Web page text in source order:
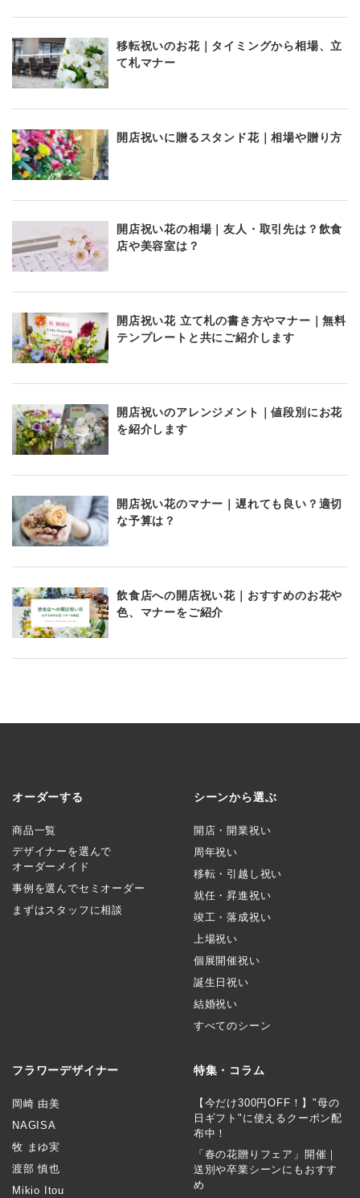
移転祝いのお花｜タイミングから相場、立
て札マナー
開店祝いに贈るスタンド花｜相場や贈り方
開店祝い花の相場｜友人・取引先は？飲食
店や美容室は？
開店祝い花 立て札の書き方やマナー｜無料
テンプレートと共にご紹介します
開店祝いのアレンジメント｜値段別にお花
を紹介します
開店祝い花のマナー｜遅れても良い？適切
な予算は？
飲食店への開店祝い花｜おすすめのお花や
色、マナーをご紹介
オーダーする
商品一覧
デザイナーを選んで
オーダーメイド
事例を選んでセミオーダー
まずはスタッフに相談
シーンから選ぶ
開店・開業祝い
周年祝い
移転・引越し祝い
就任・昇進祝い
竣工・落成祝い
上場祝い
個展開催祝い
誕生日祝い
結婚祝い
すべてのシーン
フラワーデザイナー
岡崎 由美
NAGISA
牧 まゆ実
渡部 慎也
Mikio Itou
特集・コラム
【今だけ300円OFF！】"母の
日ギフト"に使えるクーポン配
布中！
「春の花贈りフェア」開催｜
送別や卒業シーンにもおすす
め